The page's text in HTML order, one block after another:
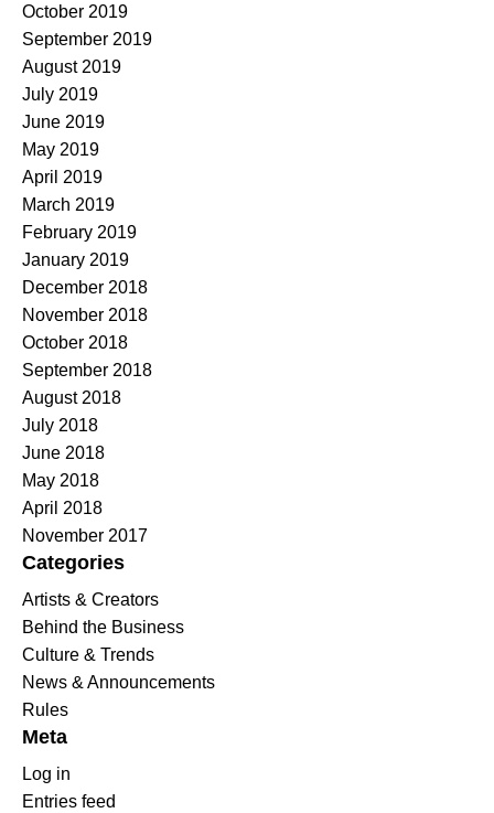
October 2019
September 2019
August 2019
July 2019
June 2019
May 2019
April 2019
March 2019
February 2019
January 2019
December 2018
November 2018
October 2018
September 2018
August 2018
July 2018
June 2018
May 2018
April 2018
November 2017
Categories
Artists & Creators
Behind the Business
Culture & Trends
News & Announcements
Rules
Meta
Log in
Entries feed